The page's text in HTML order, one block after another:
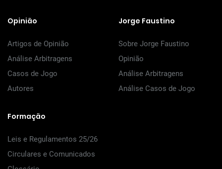
Opinião
Artigos de Opinião
Análise Arbitragens
Casos de Jogo
Autores
Jorge Faustino
Sobre Jorge Faustino
Opinião
Análise Arbitragens
Análise Casos de Jogo
Formação
Leis e Regulamentos 25/26
Circulares e Comunicados